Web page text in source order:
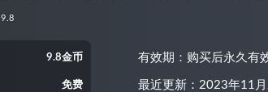
9.8
9.8金币
免费
有效期：购买后永久有
最近更新：2023年11月